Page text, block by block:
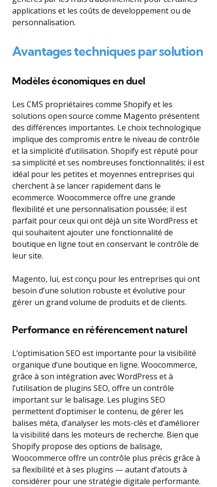
applications et les coûts de developpement ou de
personnalisation.
Avantages techniques par solution
Modèles économiques en duel
Les CMS propriétaires comme Shopify et les
solutions open source comme Magento présentent
des différences importantes. Le choix technologique
implique des compromis entre le niveau de contrôle
et la simplicité d’utilisation. Shopify est réputé pour
sa simplicité et ses nombreuses fonctionnalités; il est
idéal pour les petites et moyennes entreprises qui
cherchent à se lancer rapidement dans le
ecommerce. Woocommerce offre une grande
flexibilité et une personnalisation poussée; il est
parfait pour ceux qui ont déjà un site WordPress et
qui souhaitent ajouter une fonctionnalité de
boutique en ligne tout en conservant le contrôle de
leur site.
Magento, lui, est conçu pour les entreprises qui ont
besoin d’une solution robuste et évolutive pour
gérer un grand volume de produits et de clients.
Performance en référencement naturel
L’optimisation SEO est importante pour la visibilité
organique d’une boutique en ligne. Woocommerce,
grâce à son intégration avec WordPress et à
l’utilisation de plugins SEO, offre un contrôle
important sur le balisage. Les plugins SEO
permettent d’optimiser le contenu, de gérer les
balises méta, d’analyser les mots-clés et d’améliorer
la visibilité dans les moteurs de recherche. Bien que
Shopify propose des options de balisage,
Woocommerce offre un contrôle plus précis grâce à
sa flexibilité et à ses plugins — autant d’atouts à
considérer pour une stratégie digitale performante.